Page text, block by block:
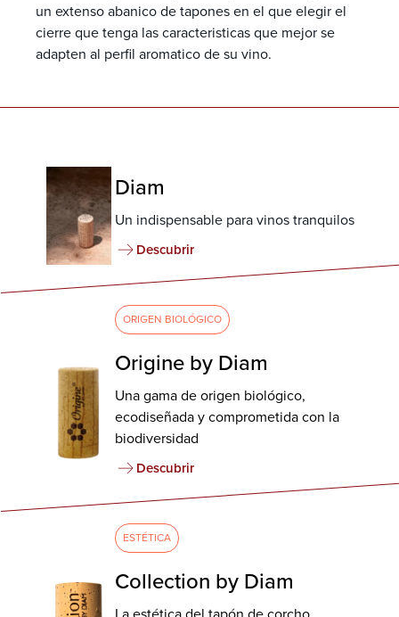
un extenso abanico de tapones en el que elegir el
cierre que tenga las caracteristicas que mejor se
adapten al perfil aromatico de su vino.
Diam
Un indispensable para vinos tranquilos
Descubrir
ORIGEN BIOLÓGICO
Origine by Diam
Una gama de origen biológico,
ecodiseñada y comprometida con la
biodiversidad
Descubrir
ESTÉTICA
Collection by Diam
La estética del tapón de corcho